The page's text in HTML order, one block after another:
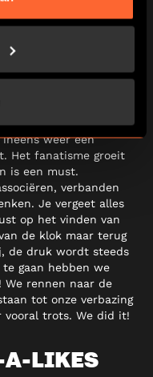
en wat daarna volgt is
letterlijk steeds meer
je kraakt, volgt een
weer een
Het fanatisme groeit
is een must.
verbanden
Je vergeet alles
op het vinden van
de klok maar terug
de druk wordt steeds
gaan hebben we
We rennen naar de
tot onze verbazing
vooral trots. We did it!
A-LIKES